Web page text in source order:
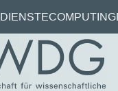
DIENSTECOMPUTING